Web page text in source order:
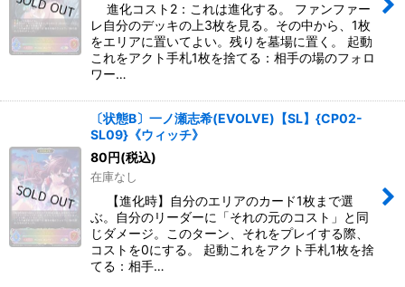
進化コスト2：これは進化する。 ファンファー
レ自分のデッキの上3枚を見る。その中から、1枚
をエリアに置いてよい。残りを墓場に置く。 起動
これをアクト手札1枚を捨てる：相手の場のフォロ
ワー…
〔状態B〕一ノ瀬志希(EVOLVE)【SL】{CP02-
SL09}《ウィッチ》
80円(税込)
在庫なし
【進化時】自分のエリアのカード1枚まで選
ぶ。自分のリーダーに「それの元のコスト」と同
じダメージ。このターン、それをプレイする際、
コストを0にする。 起動これをアクト手札1枚を捨
てる：相手…